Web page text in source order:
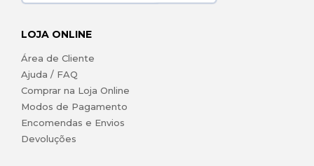
LOJA ONLINE
Área de Cliente
Ajuda / FAQ
Comprar na Loja Online
Modos de Pagamento
Encomendas e Envios
Devoluções